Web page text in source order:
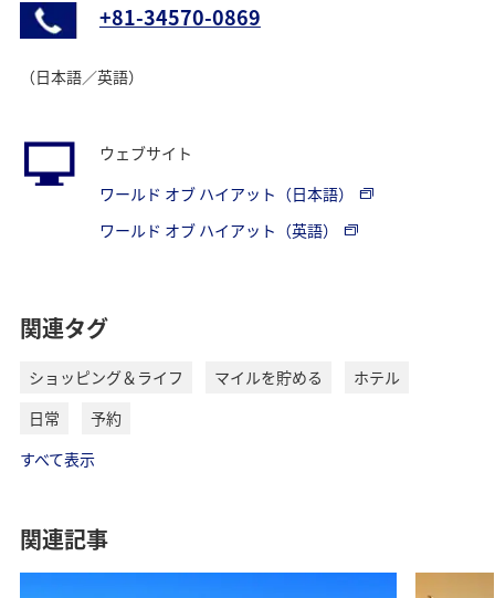
+81-34570-0869
（日本語／英語）
ウェブサイト
ワールド オブ ハイアット（日本語）
ワールド オブ ハイアット（英語）
関連タグ
ショッピング＆ライフ マイルを貯める
ホテル
日常
予約
すべて表示
関連記事